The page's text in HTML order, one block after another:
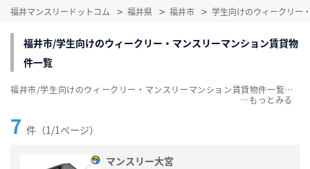
福井マンスリードットコム 福井県 福井市 学生向けのウィークリー
福井市/学生向けのウィークリー・マンスリーマンション賃貸物
件一覧
7 件（1/1ページ）
マンスリー大宮
福井市/学生向けのウィークリー・マンスリーマンション賃貸物件一覧を掲載中。敷金・礼金無料、家具・家電付をご紹介。こだわり条件での絞込みも簡単！
…